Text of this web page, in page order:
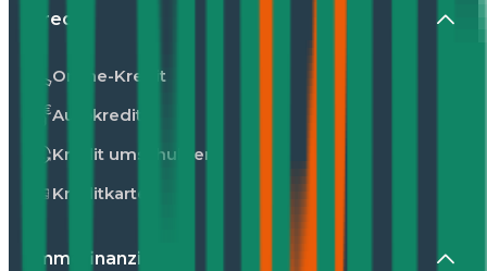
Kredit
Online-Kredit
Autokredit
Kredit umschulden
Kreditkarte
Immofinanzierung